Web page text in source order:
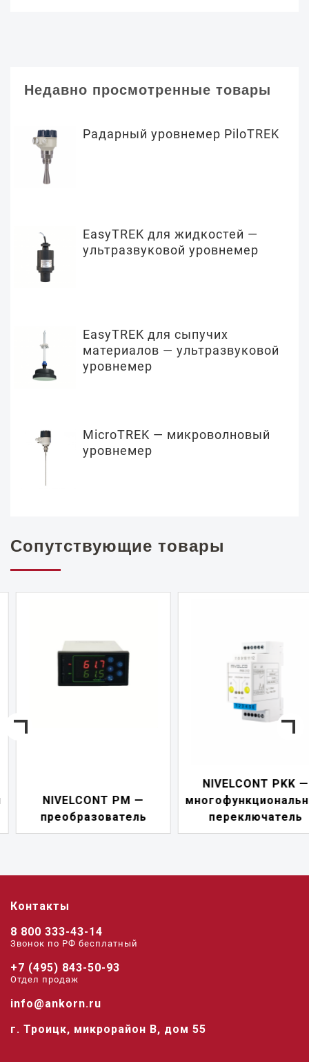
Недавно просмотренные товары
Радарный уровнемер PiloTREK
EasyTREK для жидкостей —
ультразвуковой уровнемер
EasyTREK для сыпучих
материалов — ультразвуковой
уровнемер
MicroTREK — микроволновый
уровнемер
Сопутствующие товары
NIVELCONT PM —
преобразователь
NIVELCONT PKK —
переключатель
Контакты
8 800 333-43-14
Звонок по РФ беcплатный
+7 (495) 843-50-93
Отдел продаж
info@ankorn.ru
г. Троицк, микрорайон В, дом 55